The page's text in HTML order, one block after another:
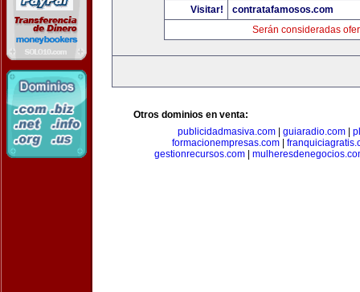
Visitar!
contratafamosos.com
Serán consideradas
Otros dominios en venta:
publicidadmasiva.com
guiaradio.com
formacionempresas.com|
gestionrecursos.com|